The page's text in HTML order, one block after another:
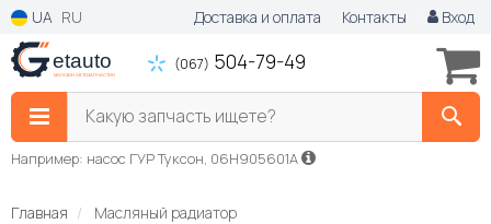
UA RU Доставка и оплата Контакты Вход
(067) 504-79-49
Какую запчасть ищете?
Например: насос ГУР Туксон, 06H905601A
Главная Масляный радиатор